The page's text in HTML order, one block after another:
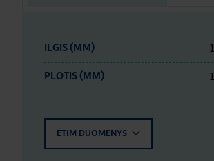
ILGIS (MM)
PLOTIS (MM)
ETIM DUOMENYS